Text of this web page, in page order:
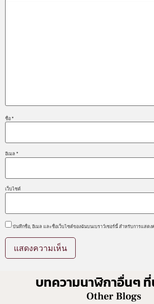
ชื่อ*
อีเมล *
เว็บไซต์
บันทึกชื่อ, อีเมล และชื่อเว็บไซต์ของฉันบนเบราว์เซอร์นี้ สำหรับการแสดง
บทความนาฬิกาอื่นๆ ที่
Other Blogs